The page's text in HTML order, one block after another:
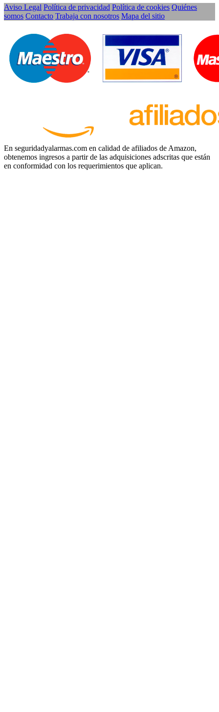
Aviso Legal Política de privacidad Política de cookies Quiénes
somos Contacto Trabaja con nosotros Mapa del sitio
En seguridadyalarmas.com en calidad de afiliados de Amazon,
obtenemos ingresos a partir de las adquisiciones adscritas que están
en conformidad con los requerimientos que aplican.